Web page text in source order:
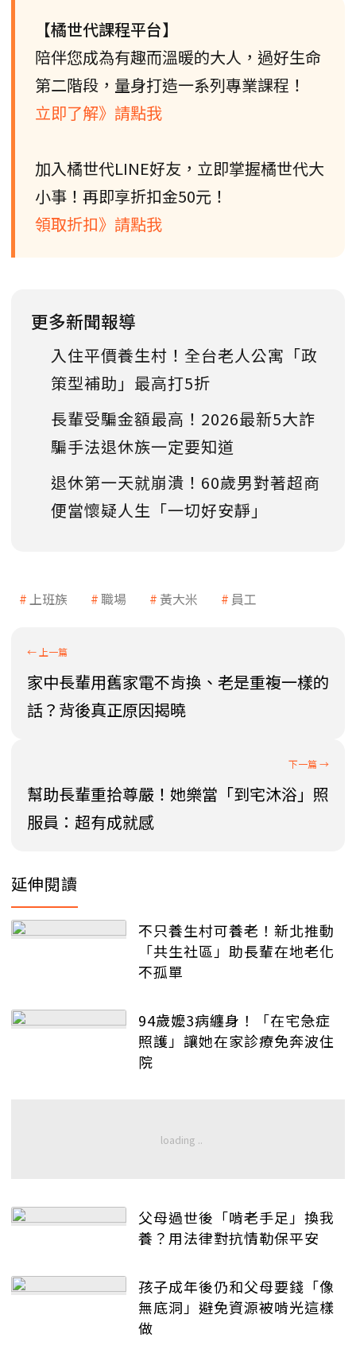
【橘世代課程平台】
陪伴您成為有趣而溫暖的大人，過好生命
第二階段，量身打造一系列專業課程！
立即了解》請點我
加入橘世代LINE好友，立即掌握橘世代大
小事！再即享折扣金50元！
領取折扣》請點我
更多新聞報導
入住平價養生村！全台老人公寓「政
策型補助」最高打5折
長輩受騙金額最高！2026最新5大詐
騙手法退休族一定要知道
退休第一天就崩潰！60歲男對著超商
便當懷疑人生「一切好安靜」
上班族 職場 黃大米 員工
家中長輩用舊家電不肯換、老是重複一樣的
話？背後真正原因揭曉
幫助長輩重拾尊嚴！她樂當「到宅沐浴」照
服員：超有成就感
延伸閱讀
不只養生村可養老！新北推動
「共生社區」助長輩在地老化
不孤單
94歲嬤3病纏身！「在宅急症
照護」讓她在家診療免奔波住
院
父母過世後「啃老手足」換我
養？用法律對抗情勒保平安
孩子成年後仍和父母要錢「像
無底洞」避免資源被啃光這樣
做